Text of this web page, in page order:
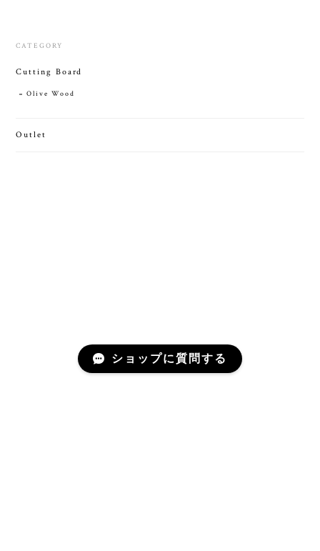
CATEGORY
Cutting Board
Olive Wood
Outlet
ショップに質問する